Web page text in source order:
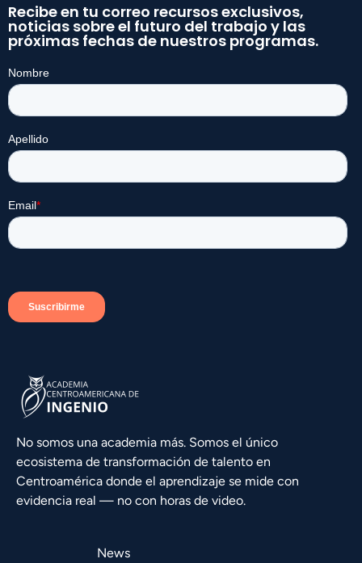
Recibe en tu correo recursos exclusivos,
noticias sobre el futuro del trabajo y las
próximas fechas de nuestros programas.
No somos una academia más. Somos el único
ecosistema de transformación de talento en
Centroamérica donde el aprendizaje se mide con
evidencia real — no con horas de video.
News